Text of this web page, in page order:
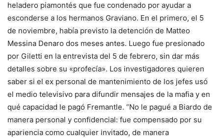
heladero piamontés que fue condenado por ayudar a
esconderse a los hermanos Graviano. En el primero, el 5
de noviembre, había previsto la detención de Matteo
Messina Denaro dos meses antes. Luego fue presionado
por Giletti en la entrevista del 5 de febrero, sin dar más
detalles sobre su «profecía». Los investigadores quieren
saber si el ex personal de mantenimiento de los jefes usó
el medio televisivo para difundir mensajes de la mafia y en
qué capacidad le pagó Fremantle. “No le pagué a Biardo de
manera personal y confidencial: fue compensado por su
apariencia como cualquier invitado, de manera